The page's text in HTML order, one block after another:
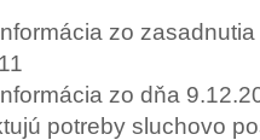
zo
zo dňa
potreby sluchovo